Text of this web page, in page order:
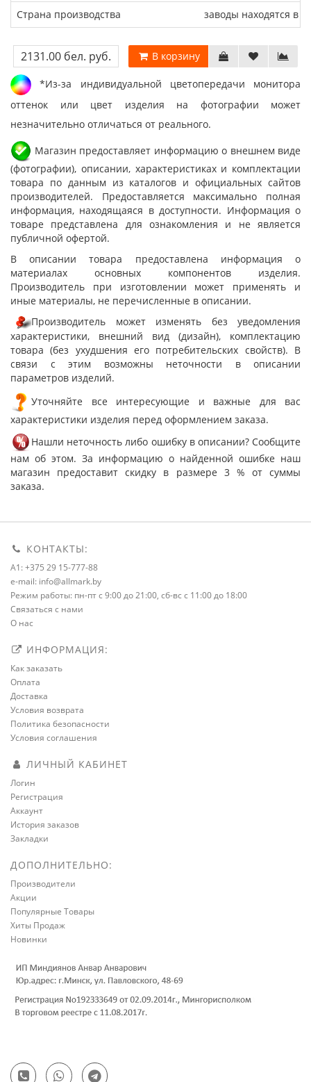
Страна производства
заводы находятся в
2131.00 бел. руб. В корзину
*Из-за индивидуальной цветопередачи монитора
оттенок или цвет изделия на фотографии может
незначительно отличаться от реального.
Магазин предоставляет информацию о внешнем виде
(фотографии), описании, характеристиках и комплектации
товара по данным из каталогов и официальных сайтов
производителей. Предоставляется максимально полная
информация, находящаяся в доступности. Информация о
товаре представлена для ознакомления и не является
публичной офертой.
В описании товара предоставлена информация о
материалах основных компонентов изделия.
Производитель при изготовлении может применять и
иные материалы, не перечисленные в описании.
Производитель может изменять без уведомления
характеристики, внешний вид (дизайн), комплектацию
товара (без ухудшения его потребительских свойств). В
связи с этим возможны неточности в описании
параметров изделий.
Уточняйте все интересующие и важные для вас
характеристики изделия перед оформлением заказа.
Нашли неточность либо ошибку в описании? Сообщите
нам об этом. За информацию о найденной ошибке наш
магазин предоставит скидку в размере 3 % от суммы
заказа.
КОНТАКТЫ:
A1: +375 29 15-777-88
e-mail: info@allmark.by
Режим работы: пн-пт с 9:00 до 21:00, сб-вс с 11:00 до 18:00
Связаться с нами
О нас
ИНФОРМАЦИЯ:
Как заказать
Оплата
Доставка
Условия возврата
Политика безопасности
Условия соглашения
ЛИЧНЫЙ КАБИНЕТ
Логин
Регистрация
Аккаунт
История заказов
Закладки
ДОПОЛНИТЕЛЬНО:
Производители
Акции
Популярные Товары
Хиты Продаж
Новинки